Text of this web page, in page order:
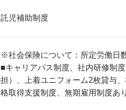
託児補助制度
※社会保険について：所定労働日
■キャリアパス制度、社内研修制
担）、上着ユニフォーム2枚貸与
格取得支援制度、無期雇用制度あり